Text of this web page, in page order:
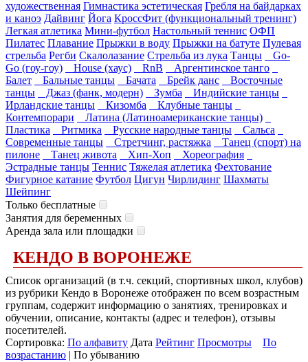
художественная Гимнастика эстетическая Гребля на байдарках
и каноэ Дайвинг Йога КроссФит (функциональный тренинг)
Легкая атлетика Мини-футбол Настольный теннис ОФП
Пилатес Плавание Прыжки в воду Прыжки на батуте Пулевая
стрельба Регби Скалолазание Стрельба из лука Танцы
Go-
Go (гоу-гоу)
House (хаус) RnB
Аргентинское танго
Балет
Бальные танцы Бачата Брейк данс
Восточные
танцы
Джаз (фанк, модерн) Зумба
Индийские танцы
Ирландские танцы
Кизомба
Клубные танцы
Контемпорари
Латина (Латиноамериканские танцы)
Пластика
Ритмика Русские народные танцы
Сальса
Современные танцы
Стретчинг, растяжка
Танец (спорт) на
пилоне
Танец живота Хип-Хоп
Хореография
Эстрадные танцы Теннис Тяжелая атлетика Фехтование
Фигурное катание Футбол Цигун Чирлидинг Шахматы
Шейпинг
Только бесплатные
Занятия для беременных
Аренда зала или площадки
КЕНДО В ВОРОНЕЖЕ
Список организаций (в т.ч. секций, спортивных школ, клубов)
из рубрики Кендо в Воронеже отображен по всем возрастным
группам, содержит информацию о занятиях, тренировках и
обучении, описание, контакты (адрес и телефон), отзывы
посетителей.
Сортировка: По алфавиту Дата Рейтинг Просмотры
По
возрастанию | По убыванию